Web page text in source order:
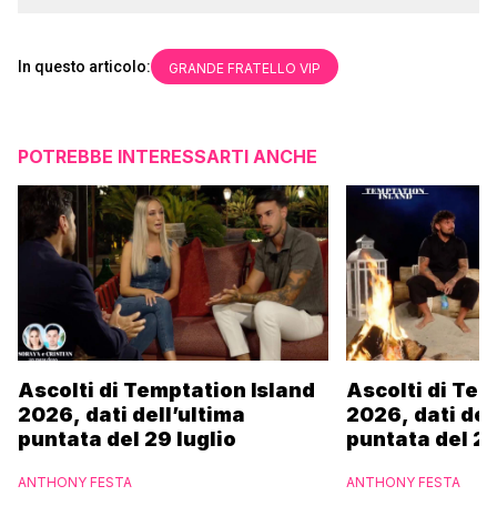
In questo articolo: GRANDE FRATELLO VIP
POTREBBE INTERESSARTI ANCHE
Ascolti di Temptation Island
2026, dati dell’ultima
puntata del 29 luglio
ANTHONY FESTA
Ascolti di
2026, dati
puntata del
ANTHONY FESTA